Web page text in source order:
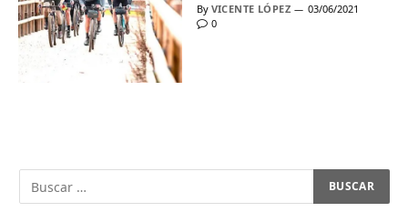
By VICENTE LÓPEZ
03/06/2021
0